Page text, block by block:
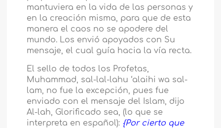
mantuviera en la vida de las personas y
en la creación misma, para que de esta
manera el caos no se apodere del
mundo. Los envió apoyados con Su
mensaje, el cual guía hacia la vía recta.
El sello de todos los Profetas,
Muhammad, sal-lal-lahu ‘alaihi wa sal-
lam, no fue la excepción, pues fue
enviado con el mensaje del Islam, dijo
Al-lah, Glorificado sea, (lo que se
interpreta en español): {Por cierto que